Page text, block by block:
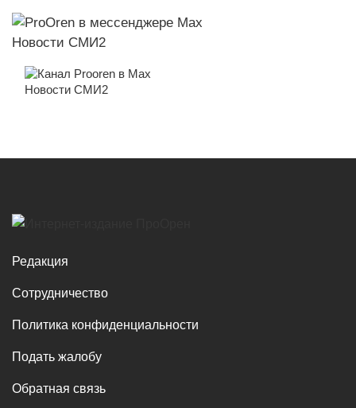
Новости СМИ2
Новости СМИ2
Редакция
Сотрудничество
Политика конфиденциальности
Подать жалобу
Обратная связь